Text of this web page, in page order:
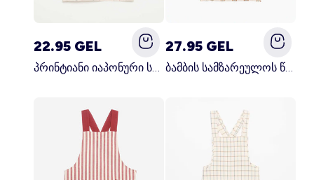
22.95 GEL
პრინტიანი იაპონური სამზარეულოს წინსაფარი ლურჯი
27.95 GEL
ბამბის სამზარეულოს წინსაფარი მწვანე